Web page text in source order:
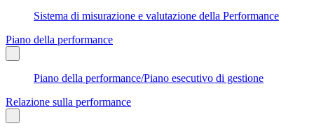
Sistema di misurazione e valutazione della Performance
Piano della performance
Piano della performance/Piano esecutivo di gestione
Relazione sulla performance